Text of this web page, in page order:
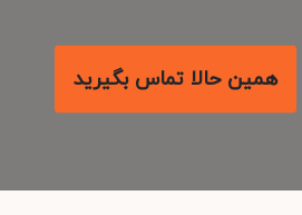
همین حالا تماس بگیرید